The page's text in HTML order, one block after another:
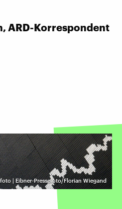
ARD-Korrespondent
| Eibner-Pressefoto/Florian Wiegand